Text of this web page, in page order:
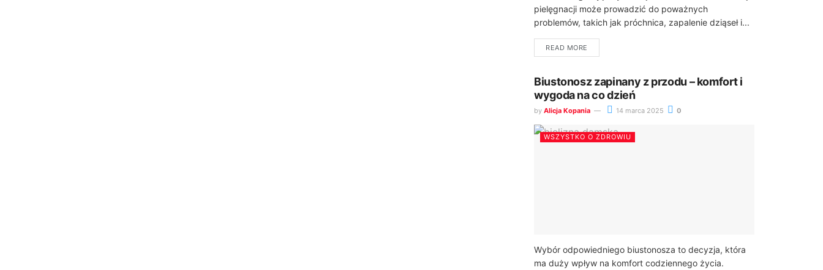
pielęgnacji może prowadzić do poważnych
problemów, takich jak próchnica, zapalenie dziąseł i...
READ MORE
Biustonosz zapinany z przodu – komfort i
wygoda na co dzień
by Alicja Kopania 14 marca 2025 0
WSZYSTKO O ZDROWIU
Wybór odpowiedniego biustonosza to decyzja, która
ma duży wpływ na komfort codziennego życia.